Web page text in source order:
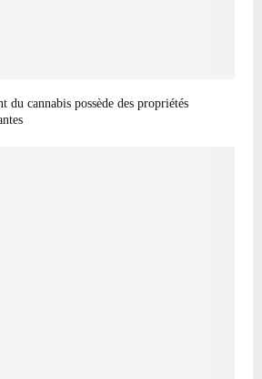
du cannabis possède des propriétés